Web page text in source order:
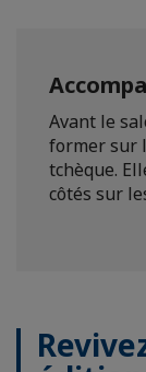
Avant le
former sur
tchèque.
côtés sur